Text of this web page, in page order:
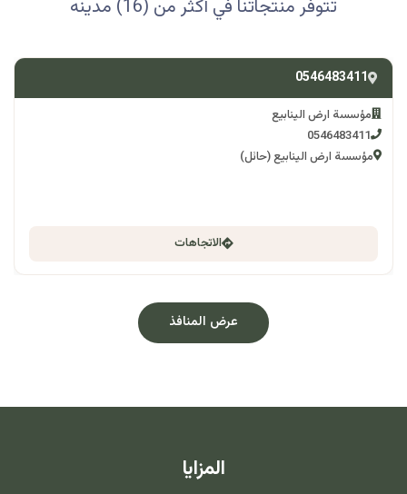
تتوفر منتجاتنا في أكثر من (16) مدينه
0546483411
مؤسسة ارض الينابيع
0546483411
مؤسسة ارض الينابيع (حائل)
الاتجاهات
عرض المنافذ
المزايا